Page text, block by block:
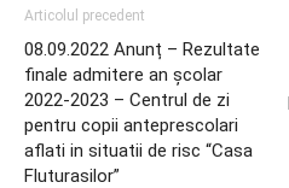
Articolul precedent
08.09.2022 Anunț – Rezultate
finale admitere an școlar
2022-2023 – Centrul de zi
pentru copii anteprescolari
aflati in situatii de risc “Casa
Fluturasilor”